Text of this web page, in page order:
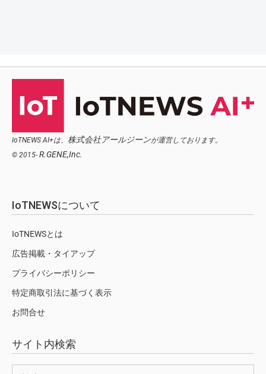
IoTNEWS AI+は、 株式会社アールジーンが運営しております。
© 2015- R.GENE,Inc.
IoTNEWSについて
IoTNEWSとは
広告掲載・タイアップ
プライバシーポリシー
特定商取引法に基づく表示
お問合せ
サイト内検索